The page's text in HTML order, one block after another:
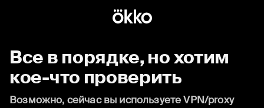
Все в порядке, но хотим
кое-что проверить
Возможно, сейчас вы используете VPN/proxy